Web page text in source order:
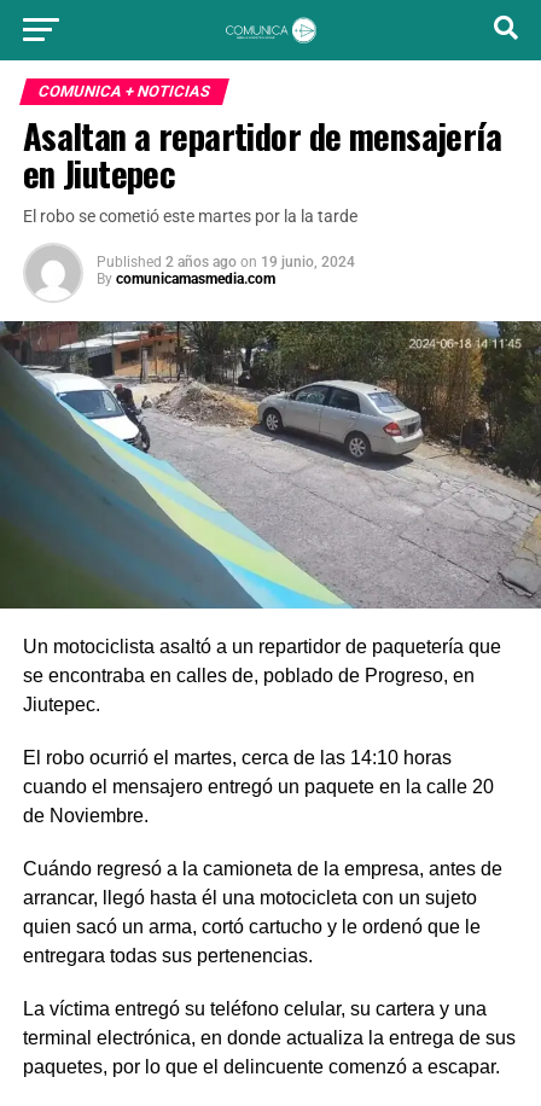
COMUNICA + NOTICIAS
Asaltan a repartidor de mensajería
en Jiutepec
El robo se cometió este martes por la la tarde
Published 2 años ago on 19 junio, 2024
By comunicamasmedia.com
Un motociclista asaltó a un repartidor de paquetería que
se encontraba en calles de, poblado de Progreso, en
Jiutepec.
El robo ocurrió el martes, cerca de las 14:10 horas
cuando el mensajero entregó un paquete en la calle 20
de Noviembre.
Cuándo regresó a la camioneta de la empresa, antes de
arrancar, llegó hasta él una motocicleta con un sujeto
quien sacó un arma, cortó cartucho y le ordenó que le
entregara todas sus pertenencias.
La víctima entregó su teléfono celular, su cartera y una
terminal electrónica, en donde actualiza la entrega de sus
paquetes, por lo que el delincuente comenzó a escapar.